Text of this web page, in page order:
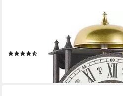
Wanduhr Pendeluhr Eisen Schlag
70974-000711
lieferbar - in 3-4 Werktagen bei dir